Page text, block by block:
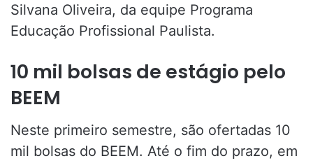
Silvana Oliveira, da equipe Programa
Educação Profissional Paulista.
10 mil bolsas de estágio pelo
BEEM
Neste primeiro semestre, são ofertadas 10
mil bolsas do BEEM. Até o fim do prazo, em